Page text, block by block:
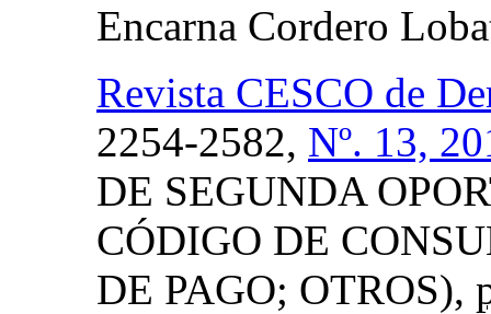
Encarna Cordero
Revista CESCO de
2254-2582, Nº. 13,
DE SEGUNDA
CÓDIGO DE
DE PAGO; OTROS),